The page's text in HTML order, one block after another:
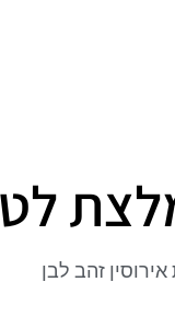
זהב לבן